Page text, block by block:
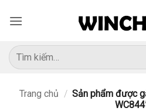
qua
dung
Tìm
kiếm:
Trang chủ / Sản phẩm được